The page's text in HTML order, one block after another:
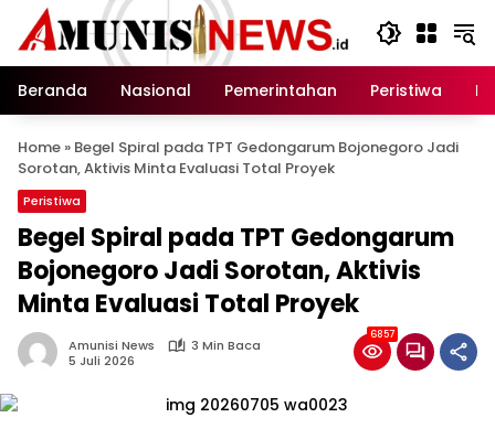
Langsung
konten
Beranda
Nasional Pemerintahan Peristiwa
Home » Begel Spiral pada TPT Gedongarum Bojonegoro Jadi
Sorotan, Aktivis Minta Evaluasi Total Proyek
Peristiwa
Begel Spiral pada TPT Gedongarum
Bojonegoro Jadi Sorotan, Aktivis
Minta Evaluasi Total Proyek
Amunisi News
3 Min Baca
5 Juli 2026
6857